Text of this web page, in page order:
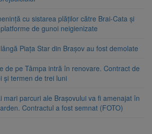
cu sistarea plăților către Brai-Cata și
de gunoi neigienizate
Piața Star din Brașov au fost demolate
de pe Tâmpa intră în renovare. Contract de
și termen de trei luni
mari parcuri ale Brașovului va fi amenajat în
Contractul a fost semnat (FOTO)